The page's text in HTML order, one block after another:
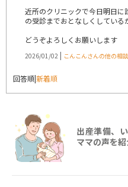
近所のクリニックで今日明日に
の受診までおとなしくしている
どうぞよろしくお願いします
2026/01/02 | こんこんさんの他の相
回答順|新着順
出産準備、
ママの声を紹